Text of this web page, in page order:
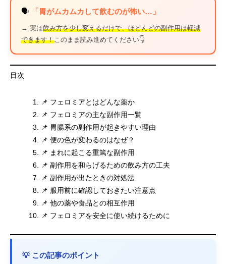
🗣️ 「胃がムカムカして飲むのが怖い…」
→ 実は飲み方を少し変えるだけで、ほとんどの副作用は軽減
できます！このまま読み進めてください👇
目次
📌 フェロミアとはどんな薬か
📌 フェロミアの主な副作用一覧
📌 胃腸系の副作用が起きやすい理由
📌 便の色が変わるのはなぜ？
📌 まれに起こる重篤な副作用
📌 副作用を和らげるための飲み方の工夫
📌 副作用が出たときの対処法
📌 服用前に確認しておきたい注意点
📌 他の薬や食品との相互作用
📌 フェロミアを安全に使い続けるために
💡 この記事のポイント